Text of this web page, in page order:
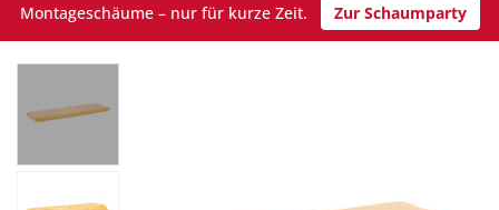
Montageschäume – nur für kurze Zeit.
Zur Schaumparty